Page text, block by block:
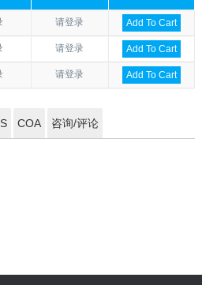
请登录 Add To Cart
请登录 Add To Cart
请登录 Add To Cart
COA 咨询/评论